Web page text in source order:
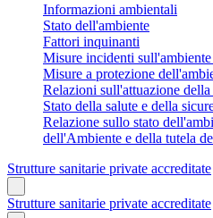
Informazioni ambientali
Stato dell'ambiente
Fattori inquinanti
Misure incidenti
Misure a protezione
Relazioni sull'attuazione
Stato della salute e della
Relazione sullo stato
dell'Ambiente e della tutela
Strutture sanitarie private accreditate
Strutture sanitarie private accreditate